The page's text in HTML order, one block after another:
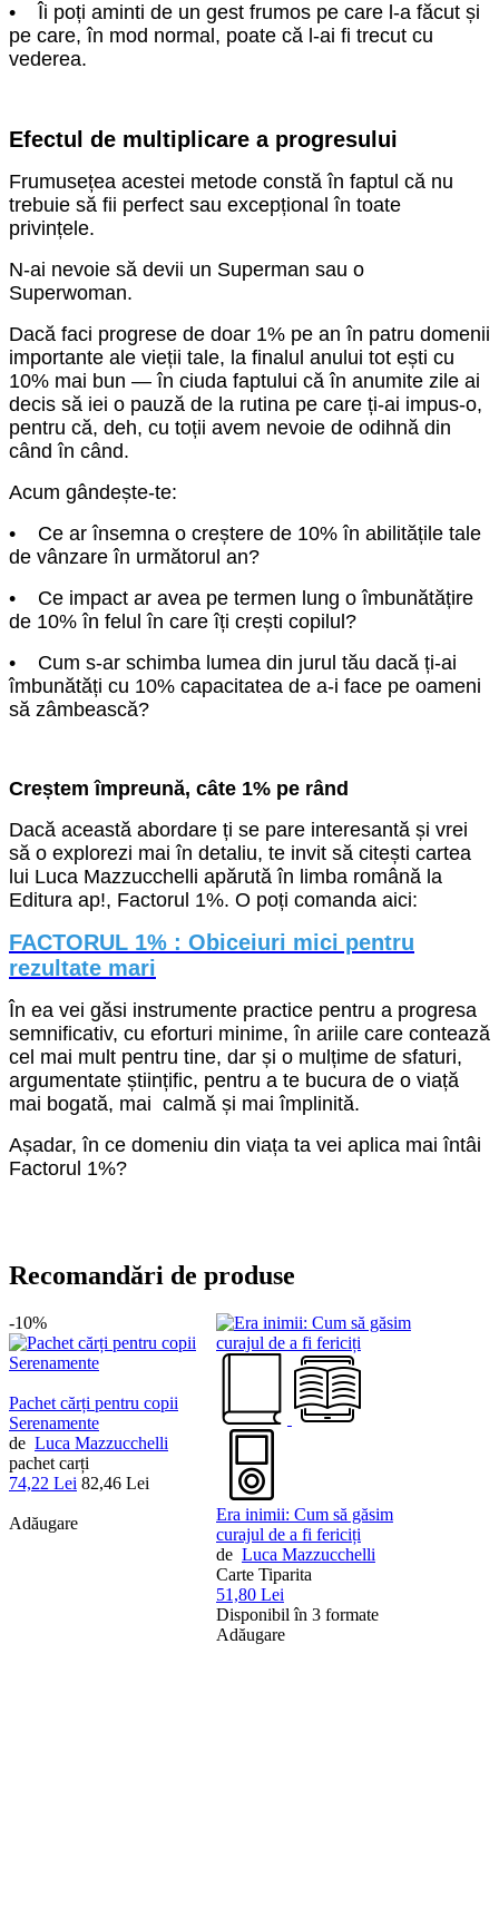
• Îi poți aminti de un gest frumos pe care l-a făcut și
pe care, în mod normal, poate că l-ai fi trecut cu
vederea.
Efectul de multiplicare a progresului
Frumusețea acestei metode constă în faptul că nu
trebuie să fii perfect sau excepțional în toate
privințele.
N-ai nevoie să devii un Superman sau o
Superwoman.
Dacă faci progrese de doar 1% pe an în patru domenii
importante ale vieții tale, la finalul anului tot ești cu
10% mai bun — în ciuda faptului că în anumite zile ai
decis să iei o pauză de la rutina pe care ți-ai impus-o,
pentru că, deh, cu toții avem nevoie de odihnă din
când în când.
Acum gândește-te:
• Ce ar însemna o creștere de 10% în abilitățile tale
de vânzare în următorul an?
• Ce impact ar avea pe termen lung o îmbunătățire
de 10% în felul în care îți crești copilul?
• Cum s-ar schimba lumea din jurul tău dacă ți-ai
îmbunătăți cu 10% capacitatea de a-i face pe oameni
să zâmbească?
Creștem împreună, câte 1% pe rând
Dacă această abordare ți se pare interesantă și vrei
să o explorezi mai în detaliu, te invit să citești cartea
lui Luca Mazzucchelli apărută în limba română la
Editura ap!, Factorul 1%. O poți comanda aici:
FACTORUL 1% : Obiceiuri mici pentru
rezultate mari
În ea vei găsi instrumente practice pentru a progresa
semnificativ, cu eforturi minime, în ariile care contează
cel mai mult pentru tine, dar și o mulțime de sfaturi,
argumentate științific, pentru a te bucura de o viață
mai bogată, mai calmă și mai împlinită.
Așadar, în ce domeniu din viața ta vei aplica mai întâi
Factorul 1%?
Recomandări de produse
-10%
Pachet cărți pentru copii
Serenamente
de Luca Mazzucchelli
pachet carți
74,22 Lei 82,46 Lei
Adăugare
Era inimii: Cum să găsim
curajul de a fi fericiți
de Luca Mazzucchelli
Carte Tiparita
51,80 Lei
Disponibil în 3 formate
Adăugare